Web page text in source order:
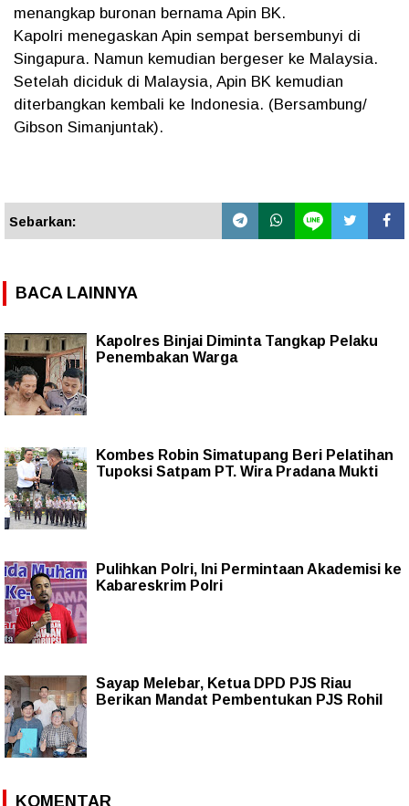
menangkap buronan bernama Apin BK.
Kapolri menegaskan Apin sempat bersembunyi di
Singapura. Namun kemudian bergeser ke Malaysia.
Setelah diciduk di Malaysia, Apin BK kemudian
diterbangkan kembali ke Indonesia. (Bersambung/
Gibson Simanjuntak).
Sebarkan:
BACA LAINNYA
Kapolres Binjai Diminta Tangkap Pelaku
Penembakan Warga
Kombes Robin Simatupang Beri Pelatihan
Tupoksi Satpam PT. Wira Pradana Mukti
Pulihkan Polri, Ini Permintaan Akademisi ke
Kabareskrim Polri
Sayap Melebar, Ketua DPD PJS Riau
Berikan Mandat Pembentukan PJS Rohil
KOMENTAR